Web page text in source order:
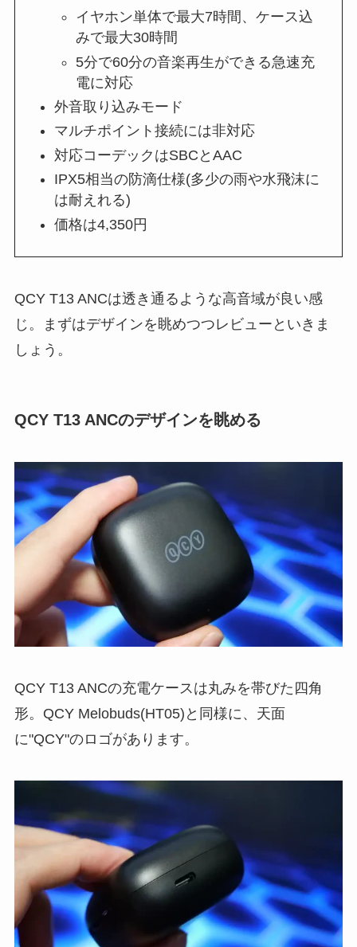
イヤホン単体で最大7時間、ケース込
みで最大30時間
5分で60分の音楽再生ができる急速充
電に対応
外音取り込みモード
マルチポイント接続には非対応
対応コーデックはSBCとAAC
IPX5相当の防滴仕様(多少の雨や水飛沫に
は耐えれる)
価格は4,350円
QCY T13 ANCは透き通るような高音域が良い感
じ。まずはデザインを眺めつつレビューといきま
しょう。
QCY T13 ANCのデザインを眺める
QCY T13 ANCの充電ケースは丸みを帯びた四角
形。QCY Melobuds(HT05)と同様に、天面
に"QCY"のロゴがあります。